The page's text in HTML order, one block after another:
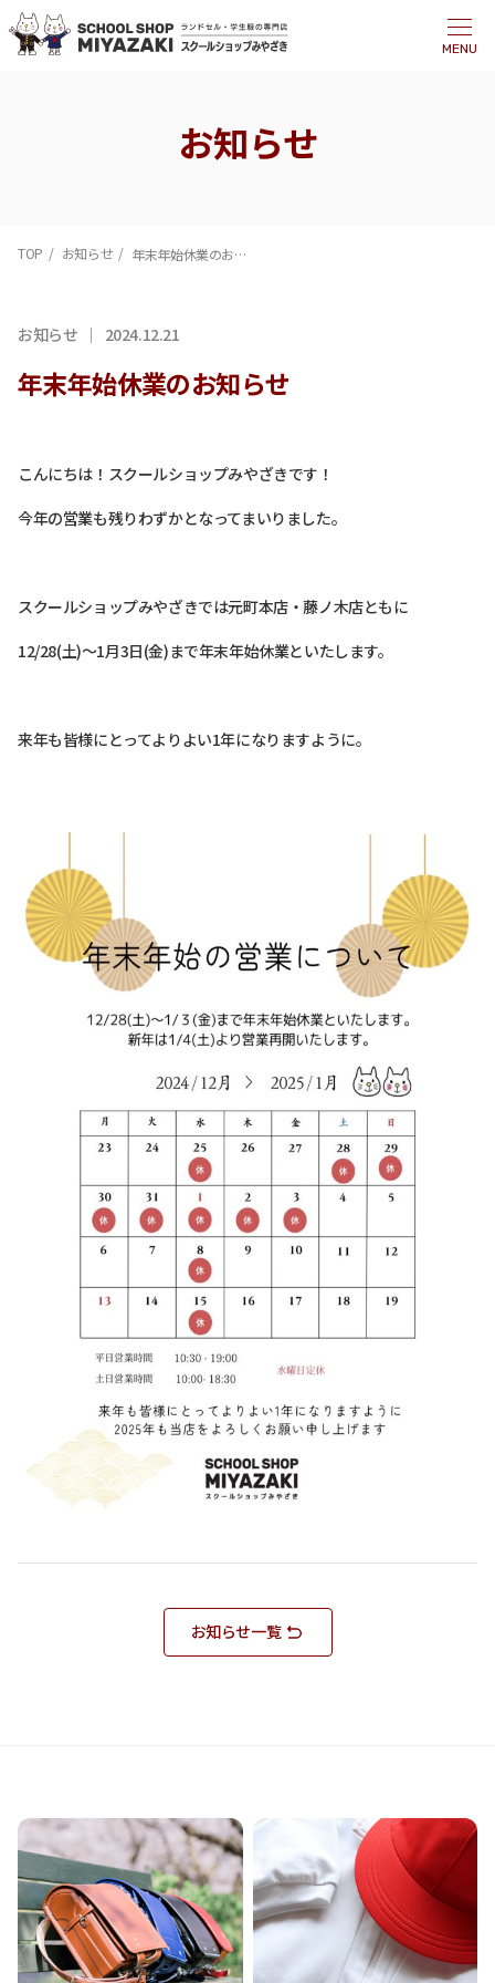
MENU
お知らせ
TOP お知らせ 年末年始休業のお知らせ
お知らせ 2024.12.21
年末年始休業のお知らせ
こんにちは！スクールショップみやざきです！
今年の営業も残りわずかとなってまいりました。
スクールショップみやざきでは元町本店・藤ノ木店ともに
12/28(土)～1月3日(金)まで年末年始休業といたします。
来年も皆様にとってよりよい1年になりますように。
お知らせ一覧